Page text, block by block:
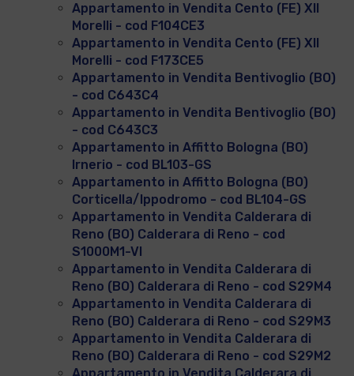
Appartamento in Vendita Cento (FE) XII
Morelli - cod F104CE3
Appartamento in Vendita Cento (FE) XII
Morelli - cod F173CE5
Appartamento in Vendita Bentivoglio (BO)
- cod C643C4
Appartamento in Vendita Bentivoglio (BO)
- cod C643C3
Appartamento in Affitto Bologna (BO)
Irnerio - cod BL103-GS
Appartamento in Affitto Bologna (BO)
Corticella/Ippodromo - cod BL104-GS
Appartamento in Vendita Calderara di
Reno (BO) Calderara di Reno - cod
S1000M1-VI
Appartamento in Vendita Calderara di
Reno (BO) Calderara di Reno - cod S29M4
Appartamento in Vendita Calderara di
Reno (BO) Calderara di Reno - cod S29M3
Appartamento in Vendita Calderara di
Reno (BO) Calderara di Reno - cod S29M2